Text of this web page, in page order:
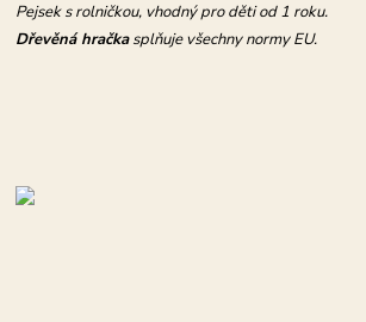
Pejsek s rolničkou, vhodný pro děti od 1 roku.
Dřevěná hračkasplňuje všechny normy EU.